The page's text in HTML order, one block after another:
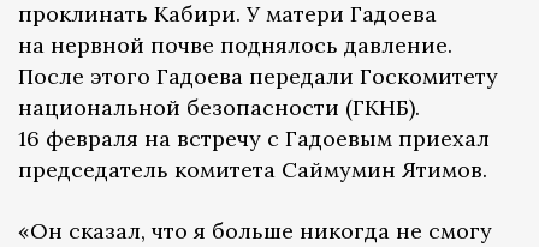
проклинать Кабири. У матери Гадоева
на нервной почве поднялось давление.
После этого Гадоева передали Госкомитету
национальной безопасности (ГКНБ).
16 февраля на встречу с Гадоевым приехал
председатель комитета Саймумин Ятимов.
«Он сказал, что я больше никогда не смогу